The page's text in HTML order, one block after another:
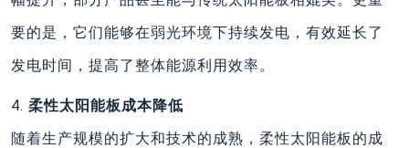
要的是，它们能够在弱光环境下持续发电，有效延长了
发电时间，提高了整体能源利用效率。
4. 柔性太阳能板‌成本降低‌
随着生产规模的扩大和技术的成熟，柔性太阳能板的成